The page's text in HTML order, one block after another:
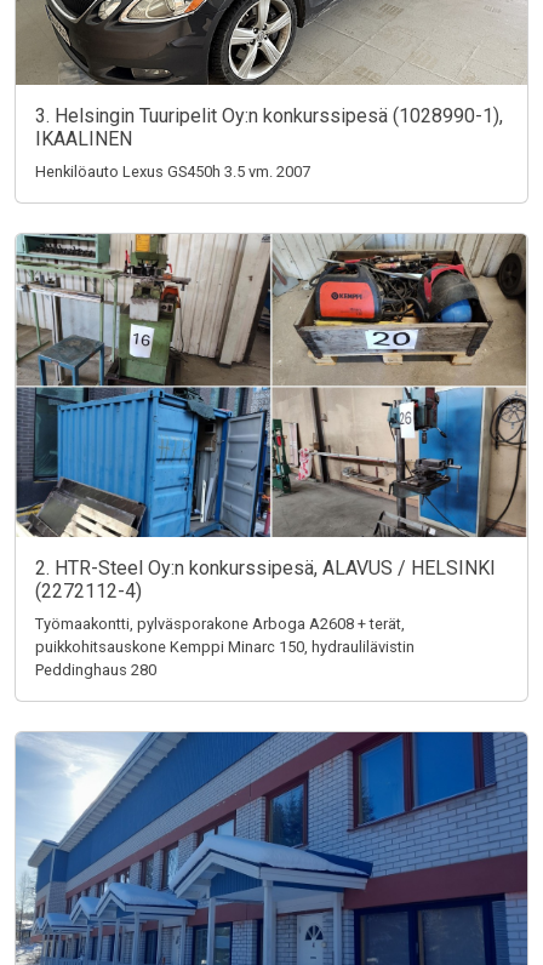
3. Helsingin Tuuripelit Oy:n konkurssipesä (1028990-1),
IKAALINEN
Henkilöauto Lexus GS450h 3.5 vm. 2007
2. HTR-Steel Oy:n konkurssipesä, ALAVUS / HELSINKI
(2272112-4)
Työmaakontti, pylväsporakone Arboga A2608 + terät,
puikkohitsauskone Kemppi Minarc 150, hydraulilävistin
Peddinghaus 280